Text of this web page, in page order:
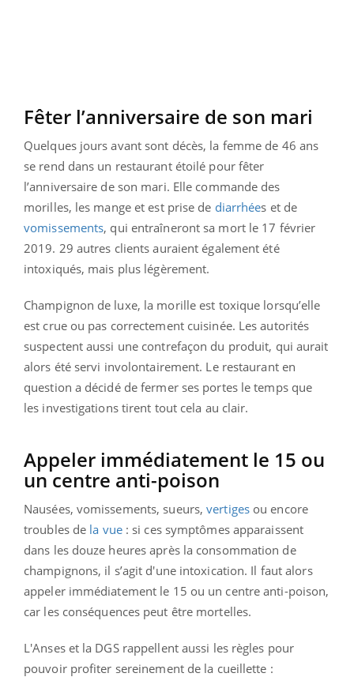
Fêter l’anniversaire de son mari
Quelques jours avant sont décès, la femme de 46 ans
se rend dans un restaurant étoilé pour fêter
l’anniversaire de son mari. Elle commande des
morilles, les mange et est prise de diarrhées et de
vomissements, qui entraîneront sa mort le 17 février
2019. 29 autres clients auraient également été
intoxiqués, mais plus légèrement.
Champignon de luxe, la morille est toxique lorsqu’elle
est crue ou pas correctement cuisinée. Les autorités
suspectent aussi une contrefaçon du produit, qui aurait
alors été servi involontairement. Le restaurant en
question a décidé de fermer ses portes le temps que
les investigations tirent tout cela au clair.
Appeler immédiatement le 15 ou
un centre anti-poison
Nausées, vomissements, sueurs,vertigesou encore
troubles de la vue: si ces symptômes apparaissent
dans les douze heures après la consommation de
champignons, il s’agit d'une intoxication. Il faut alors
appeler immédiatement le 15 ou un centre anti-poison,
car les conséquences peut être mortelles.
L'Anses et la DGS rappellent aussi les règles pour
pouvoir profiter sereinement de la cueillette :